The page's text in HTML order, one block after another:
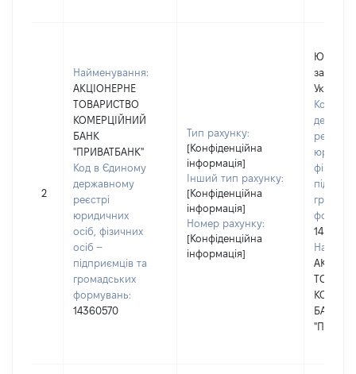
2
Найменування:
АКЦІОНЕРНЕ
ТОВАРИСТВО
КОМЕРЦІЙНИЙ
БАНК
"ПРИВАТБАНК"
Код в Єдиному
державному
реєстрі
юридичних
осіб, фізичних
осіб –
підприємців та
громадських
формувань:
14360570
Тип рахунку:
[Конфіденційна
інформація]
Інший тип рахунку:
[Конфіденційна
інформація]
Номер рахунку:
[Конфіденційна
інформація]
Україні
Код в
реєстрі
БАНК